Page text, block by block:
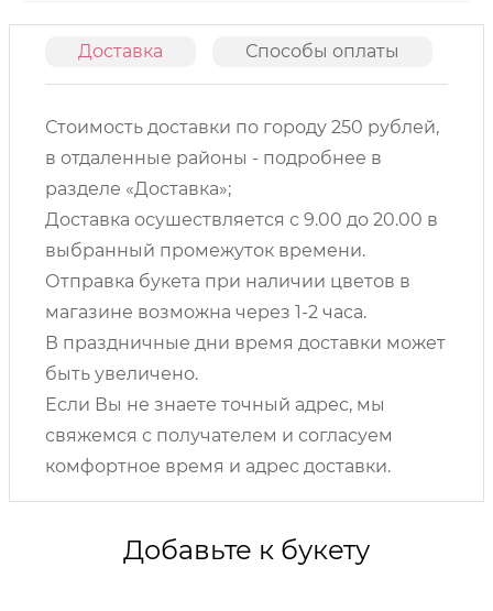
Доставка Способы оплаты
Стоимость доставки по городу 250 рублей,
в отдаленные районы - подробнее в
разделе «Доставка»;
Доставка осушествляется с 9.00 до 20.00 в
выбранный промежуток времени.
Отправка букета при наличии цветов в
магазине возможна через 1-2 часа.
В праздничные дни время доставки может
быть увеличено.
Если Вы не знаете точный адрес, мы
свяжемся с получателем и согласуем
комфортное время и адрес доставки.
Добавьте к букету